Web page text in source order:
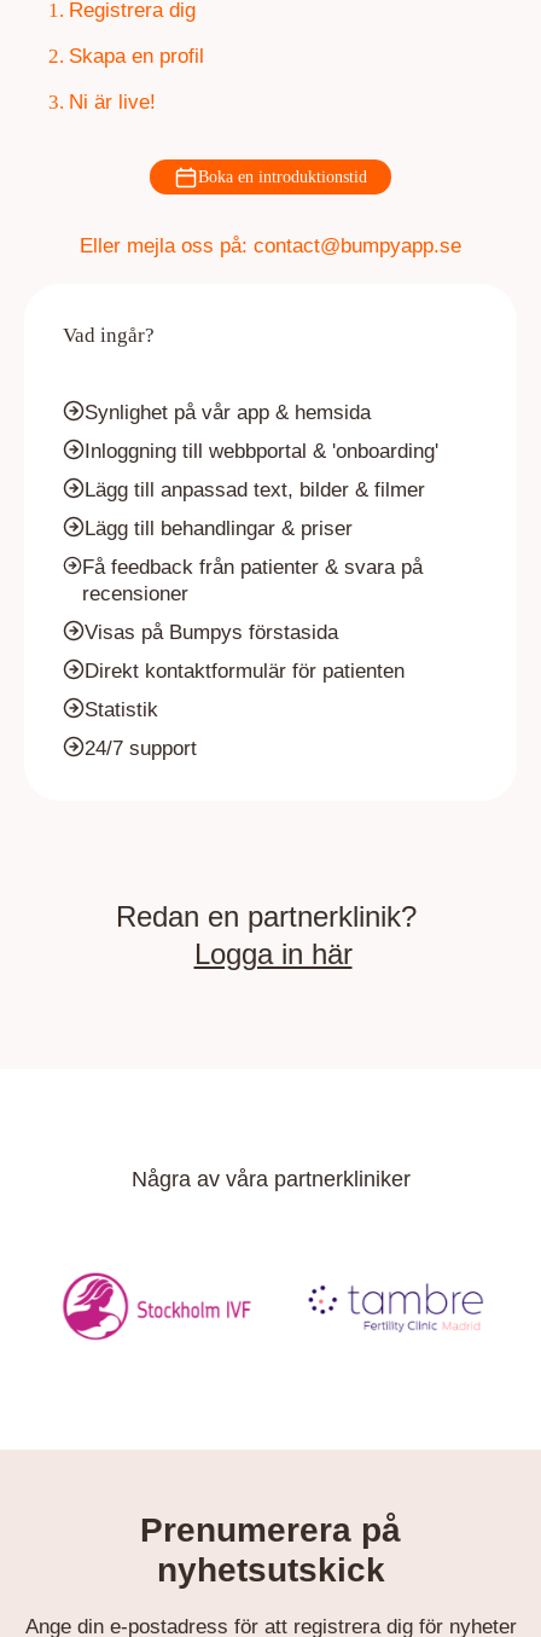
Vad ingår?
Synlighet på vår app & hemsida
Inloggning till webbportal & 'onboarding'
Lägg till anpassad text, bilder & filmer
Lägg till behandlingar & priser
Få feedback från patienter & svara på
recensioner
Visas på Bumpys förstasida
Direkt kontaktformulär för patienten
Statistik
24/7 support
1. Registrera dig
2. Skapa en profil
3. Ni är live!
Boka en introduktionstid
Eller mejla oss på: contact@bumpyapp.se
Redan en partnerklinik?
Logga in här
Några av våra partnerkliniker
Prenumerera på
nyhetsutskick
Ange din e-postadress för att registrera dig för nyheter